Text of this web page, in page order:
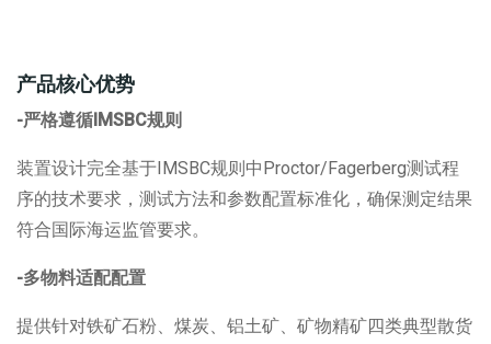
产品核心优势
-严格遵循IMSBC规则
装置设计完全基于IMSBC规则中Proctor/Fagerberg测试程
序的技术要求，测试方法和参数配置标准化，确保测定结果
符合国际海运监管要求。
-多物料适配配置
提供针对铁矿石粉、煤炭、铝土矿、矿物精矿四类典型散货